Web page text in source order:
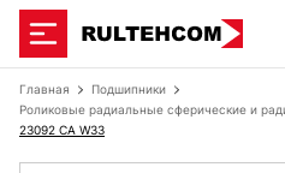
Главная
Подшипники
Роликовые радиальные сферические и
23092 CA W33